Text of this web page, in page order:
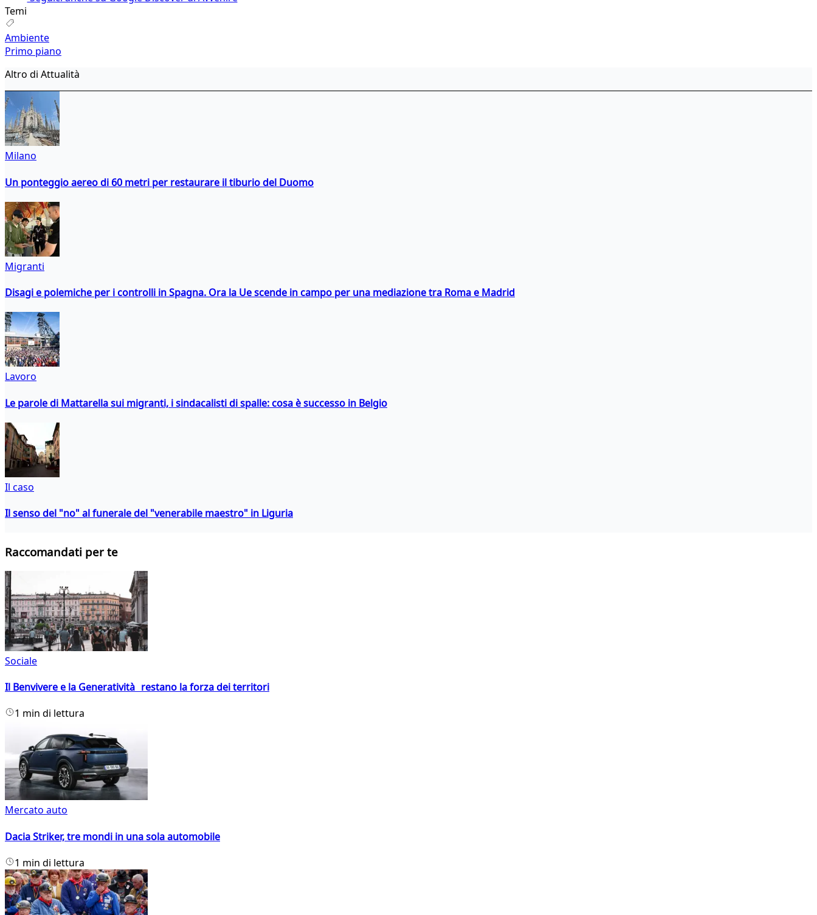
Temi
Ambiente
Primo piano
Altro di Attualità
Milano
Un ponteggio aereo di 60 metri per restaurare il tiburio del Duomo
Migranti
Disagi e polemiche per i controlli in Spagna. Ora la Ue scende in campo per una mediazione tra Roma e Madrid
Lavoro
Le parole di Mattarella sui migranti, i sindacalisti di spalle: cosa è successo in Belgio
Il caso
Il senso del "no" al funerale del "venerabile maestro" in Liguria
Raccomandati per te
Sociale
Il Benvivere e la Generatività restano la forza dei territori
1 min di lettura
Mercato auto
Dacia Striker, tre mondi in una sola automobile
1 min di lettura